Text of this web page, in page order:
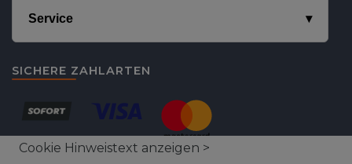
Service
SICHERE ZAHLARTEN
Cookie Hinweistext anzeigen >